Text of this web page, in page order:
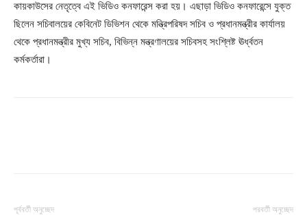
কায়কাউসের নেতৃত্বে এই ভিডিও কনফারেন্স করা হয়। এছাড়া ভিডিও কনফারেন্সে যুক্ত
ছিলেন সচিবালয়ের কেবিনেট ডিভিশন থেকে মন্ত্রিপরিষদ সচিব ও প্রধানমন্ত্রীর কার্যালয়
থেকে প্রধানমন্ত্রীর মুখ্য সচিব, বিভিন্ন মন্ত্রণালয়ের সচিবসহ সংশ্লিষ্ট ঊর্ধ্বতন
কর্মকর্তারা।
পূর্ববর্তী অনুচ্ছেদ পরবর্তী অনুচ্ছেদ